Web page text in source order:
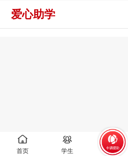
首页 学生
爱心助学